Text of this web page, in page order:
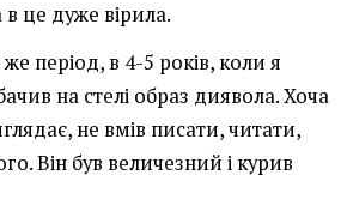
в це дуже вірила.
період, в 4-5 років, коли я
на стелі образ диявола. Хоча
не вмів писати, читати,
Він був величезний і курив